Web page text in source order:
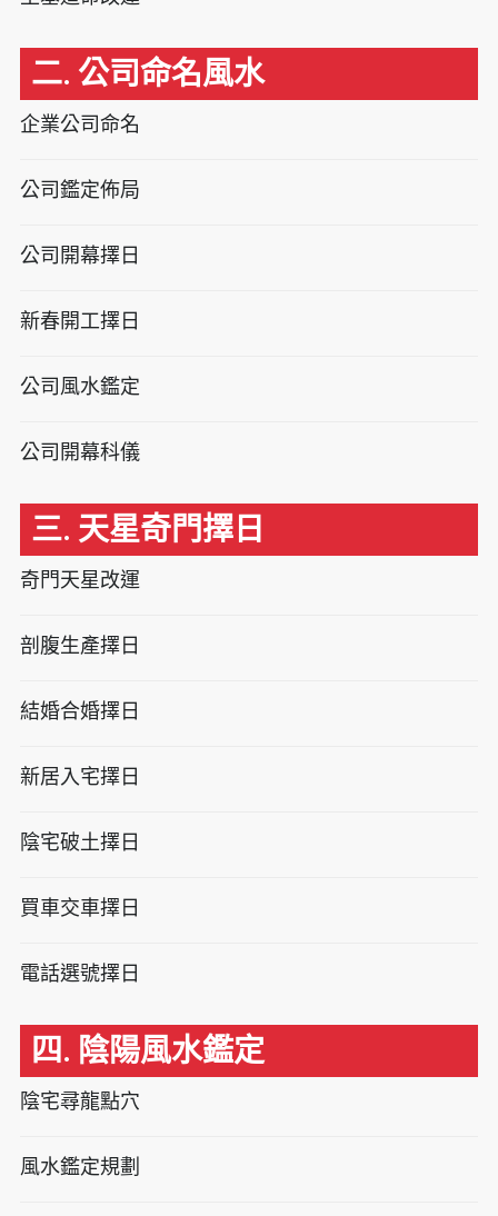
二. 公司命名風水
企業公司命名
公司鑑定佈局
公司開幕擇日
新春開工擇日
公司風水鑑定
公司開幕科儀
三. 天星奇門擇日
奇門天星改運
剖腹生產擇日
結婚合婚擇日
新居入宅擇日
陰宅破土擇日
買車交車擇日
電話選號擇日
四. 陰陽風水鑑定
陰宅尋龍點穴
風水鑑定規劃